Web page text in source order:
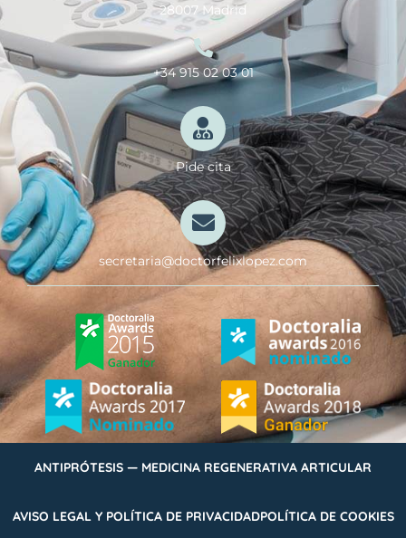
28007 Madrid
+34 915 02 03 01
Pide cita
secretaria@doctorfelixlopez.com
ANTIPRÓTESIS — MEDICINA REGENERATIVA ARTICULAR
AVISO LEGAL Y POLÍTICA DE PRIVACIDADPOLÍTICA DE COOKIES